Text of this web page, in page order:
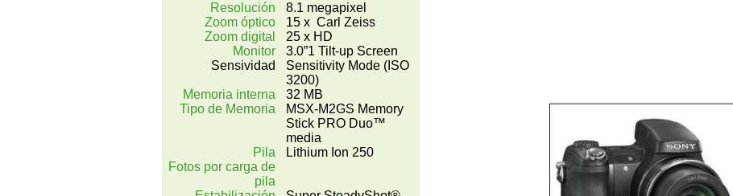
Resolución
Zoom óptico
Zoom digital
Monitor
Sensividad
Memoria interna
Tipo de Memoria
Pila
Fotos por carga de
pila
8.1 megapixel
15 x Carl Zeiss
25 x HD
3.0”1 Tilt-up Screen
Sensitivity Mode (ISO
3200)
32 MB
MSX-M2GS Memory
Stick PRO Duo™
media
Lithium Ion 250